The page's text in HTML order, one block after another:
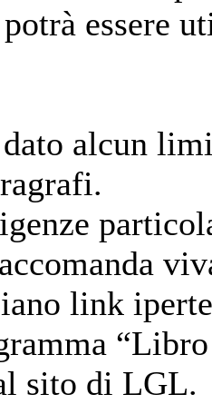
essere
alcun
link
sito di LGL.